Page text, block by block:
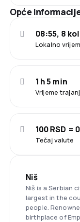
Opće
Lokalno
08:55, 8
Vrijeme
1 h 5 min
Tečaj valute
100 RSD =
Niš
Niš is a Serbian
largest in the
people.
birthplace of